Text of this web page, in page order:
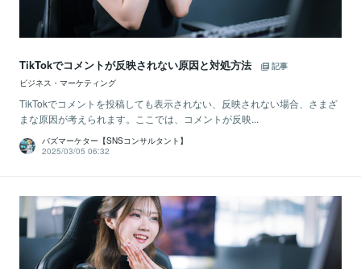
TikTokでコメントが反映されない原因と対処方法
記事
ビジネス・マーケティング
TikTokでコメントを投稿しても表示されない、反映されない場合、さまざ
まな原因が考えられます。ここでは、コメントが反映...
バズマーケター【SNSコンサルタント】
2025/03/05 06:32